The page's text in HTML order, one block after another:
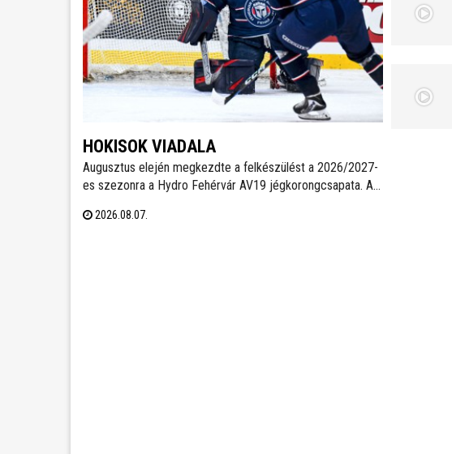
HOKISOK VIADALA
Augusztus elején megkezdte a felkészülést a 2026/2027-
es szezonra a Hydro Fehérvár AV19 jégkorongcsapata. Az
legjobb teljesítményt nyújtó játékos csatlakozhat a Volán
2026.08.07.